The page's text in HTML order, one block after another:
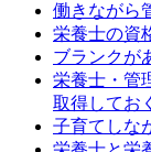
働きながら
栄養士の資
ブランクが
栄養士・管
取得してお
子育てしな